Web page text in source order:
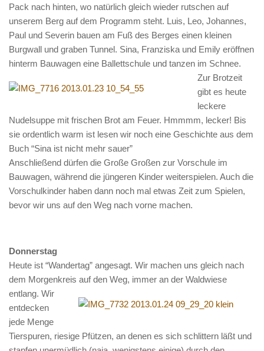
Pack nach hinten, wo natürlich gleich wieder rutschen auf
unserem Berg auf dem Programm steht. Luis, Leo, Johannes,
Paul und Severin bauen am Fuß des Berges einen kleinen
Burgwall und graben Tunnel. Sina, Franziska und Emily eröffnen
hinterm Bauwagen eine Ballettschule und tanzen im Schnee.
Zur Brotzeit
gibt es heute
leckere
Nudelsuppe mit frischen Brot am Feuer. Hmmmm, lecker! Bis
sie ordentlich warm ist lesen wir noch eine Geschichte aus dem
Buch “Sina ist nicht mehr sauer”
Anschließend dürfen die Große Großen zur Vorschule im
Bauwagen, während die jüngeren Kinder weiterspielen. Auch die
Vorschulkinder haben dann noch mal etwas Zeit zum Spielen,
bevor wir uns auf den Weg nach vorne machen.
Donnerstag
Heute ist “Wandertag” angesagt. Wir machen uns gleich nach
dem Morgenkreis auf den Weg, immer an der Waldwiese
entlang. Wir
entdecken
jede Menge
Tierspuren, riesige Pfützen, an denen es sich schlittern läßt und